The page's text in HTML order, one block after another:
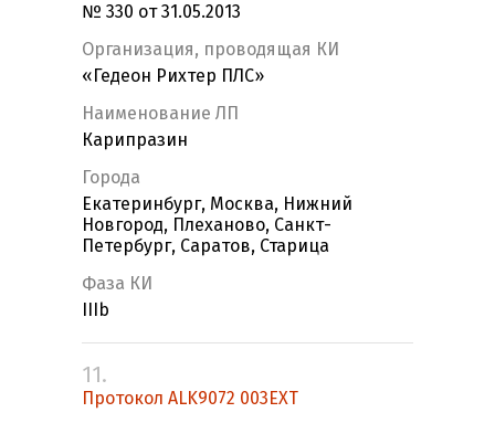
№ 330 от 31.05.2013
Организация, проводящая КИ
«Гедеон Рихтер ПЛС»
Наименование ЛП
Карипразин
Города
Екатеринбург, Москва, Нижний
Новгород, Плеханово, Санкт-
Петербург, Саратов, Старица
Фаза КИ
IIIb
11.
Протокол ALK9072 003EXT